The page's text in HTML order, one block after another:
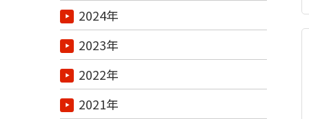
2024年
2023年
2022年
2021年